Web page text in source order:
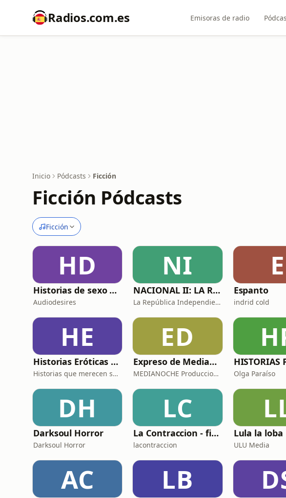
Radios.com.es Emisoras de radio
Inicio Pódcasts Ficción
Ficción Pódcasts
Ficción
HD
Historias de sexo muy intensas y calientes
Audiodesires
NI
NACIONAL II: LA RUTA DEL EXILIO
La República Independiente de la Radio
E
Espanto
indrid cold
HE
Historias Eróticas que merecen ser oídas
Historias que merecen ser oídas
ED
Expreso de Medianoche (Oficial)
MEDIANOCHE Producciones Olga Paraíso
DH
Darksoul Horror
Darksoul Horror
LC
La Contraccion - ficcion sonora
lacontraccion
Lula la loba
ULU Media
AC LB